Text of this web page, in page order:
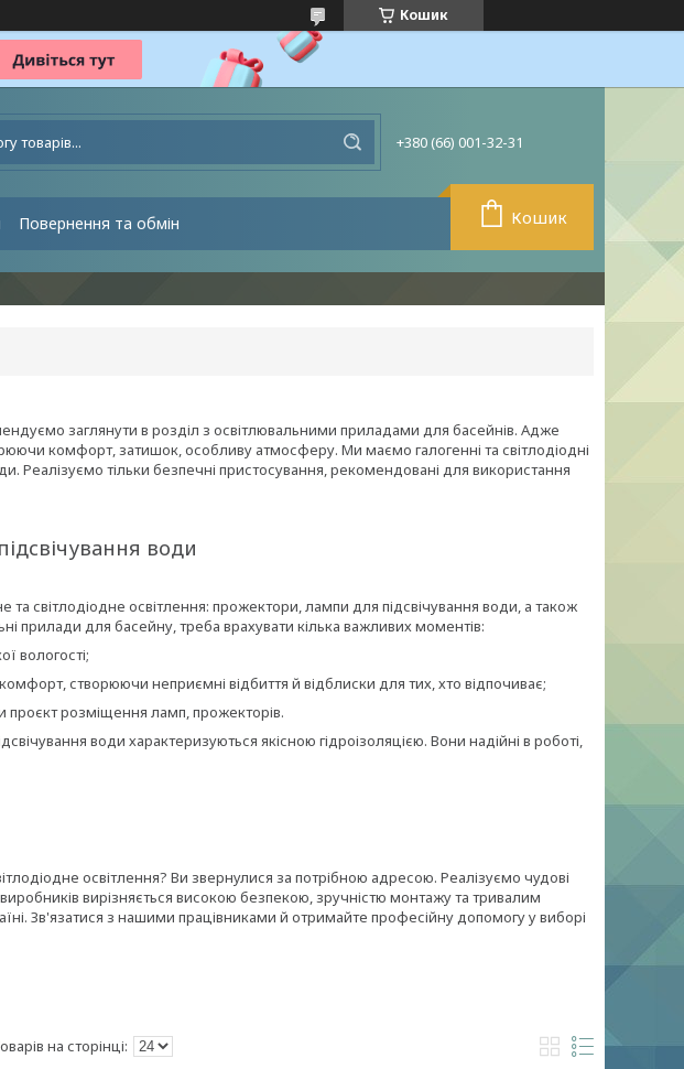
Кошик
+380 (66) 001-32-31
Повернення та обмін Кошик
заглянути в розділ з освітлювальними приладами для басейнів. Адже
комфорт, затишок, особливу атмосферу. Ми маємо галогенні та світлодіодні
Реалізуємо тільки безпечні пристосування, рекомендовані для використання
води
світлодіодне освітлення: прожектори, лампи для підсвічування води, а також
прилади для басейну, треба врахувати кілька важливих моментів:
вологості;
створюючи неприємні відбиття й відблиски для тих, хто відпочиває;
проєкт розміщення ламп, прожекторів.
води характеризуються якісною гідроізоляцією. Вони надійні в роботі,
освітлення? Ви звернулися за потрібною адресою. Реалізуємо чудові
вирізняється високою безпекою, зручністю монтажу та тривалим
Зв'язатися з нашими працівниками й отримайте професійну допомогу у виборі